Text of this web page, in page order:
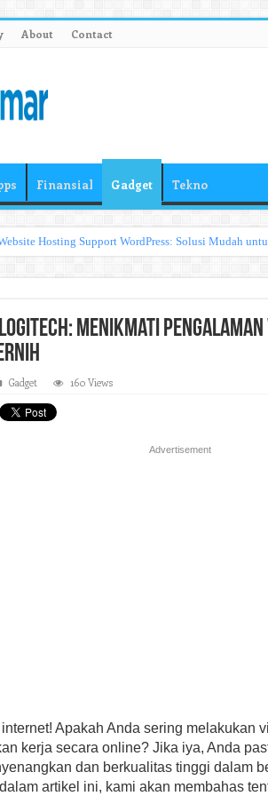
About Contact
Finansial Gadget Tekno
Hosting Support WordPress: Solusi Mudah
Logitech: Menikmati
Gadget 160 Views
Advertisement
Apakah Anda sering melakukan
kerja secara online? Jika iya, Anda
dan berkualitas tinggi dalam
artikel ini, kami akan membahas